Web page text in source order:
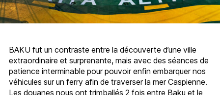
BAKU fut un contraste entre la découverte d’une ville
extraordinaire et surprenante, mais avec des séances de
patience interminable pour pouvoir enfin embarquer nos
véhicules sur un ferry afin de traverser la mer Caspienne.
Les douanes nous ont trimballés 2 fois entre Baku et le